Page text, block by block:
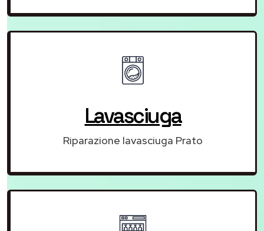
Lavasciuga
Riparazione lavasciuga Prato